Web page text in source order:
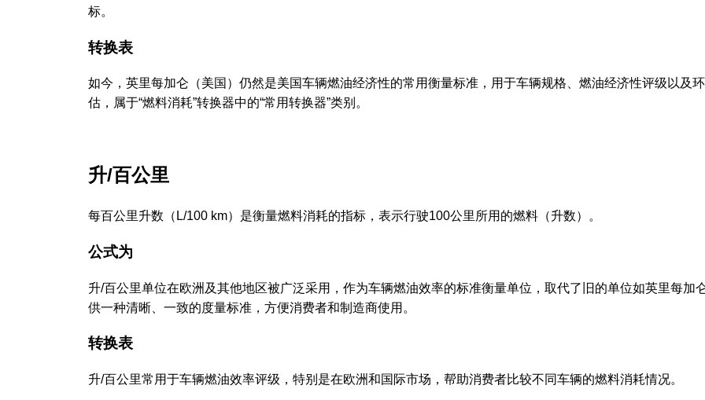
标。
转换表
如今，英里每加仑（美国）仍然是美国车辆燃油经济性的常用衡量标准，用于车辆规格、燃油经济性评级以及
估，属于“燃料消耗”转换器中的“常用转换器”类别。
升/百公里
每百公里升数（L/100 km）是衡量燃料消耗的指标，表示行驶100公里所用的燃料（升数）。
公式为
升/百公里单位在欧洲及其他地区被广泛采用，作为车辆燃油效率的标准衡量单位，取代了旧的单位如英里每加
供一种清晰、一致的度量标准，方便消费者和制造商使用。
转换表
升/百公里常用于车辆燃油效率评级，特别是在欧洲和国际市场，帮助消费者比较不同车辆的燃料消耗情况。